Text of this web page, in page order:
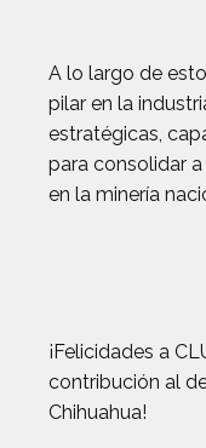
A lo largo de
pilar en la
estratégicas,
para consolidar
en la minería
¡Felicidades a
contribución al
Chihuahua!